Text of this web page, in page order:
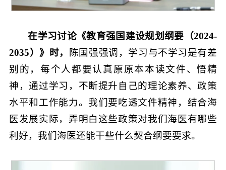
在学习讨论《教育强国建设规划纲要（2024-
2035）》时，
陈国强强调，学习与不学习是有差
别的，每个人都要认真原原本本读文件、悟精
神，通过学习，不断提升自己的理论素养、政策
水平和工作能力。我们要吃透文件精神，结合海
医发展实际，弄明白这些政策对我们海医有哪些
利好，我们海医还能干些什么契合纲要要求。